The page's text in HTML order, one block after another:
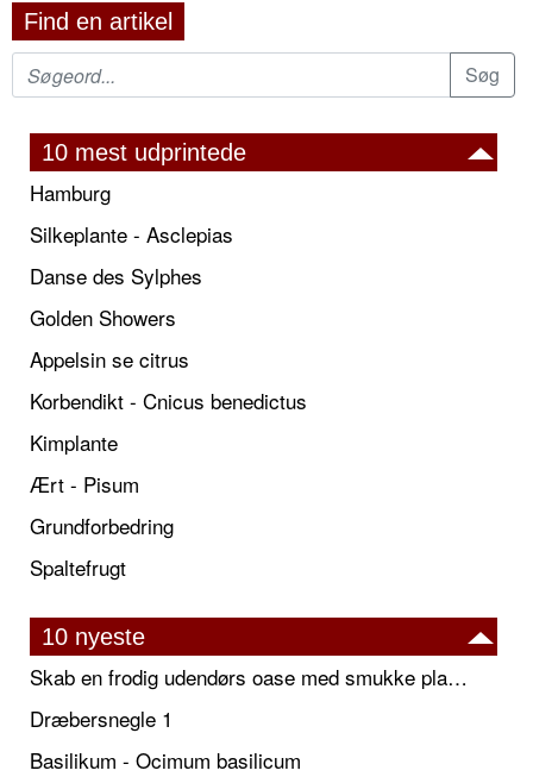
Find en artikel
10 mest udprintede
Hamburg
Silkeplante - Asclepias
Danse des Sylphes
Golden Showers
Appelsin se citrus
Korbendikt - Cnicus benedictus
Kimplante
Ært - Pisum
Grundforbedring
Spaltefrugt
10 nyeste
Skab en frodig udendørs oase med smukke plantekrukker og elegante espalier
Dræbersnegle 1
Basilikum - Ocimum basilicum